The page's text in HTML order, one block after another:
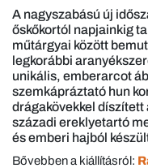
A nagyszabású új
őskőkortól napjainkig
műtárgyai között
legkorábbi
unikális, emberarcot
szemkápráztató hun
drágakövekkel díszített
századi ereklyetartó
és emberi hajból
Bővebben a kiállításról: